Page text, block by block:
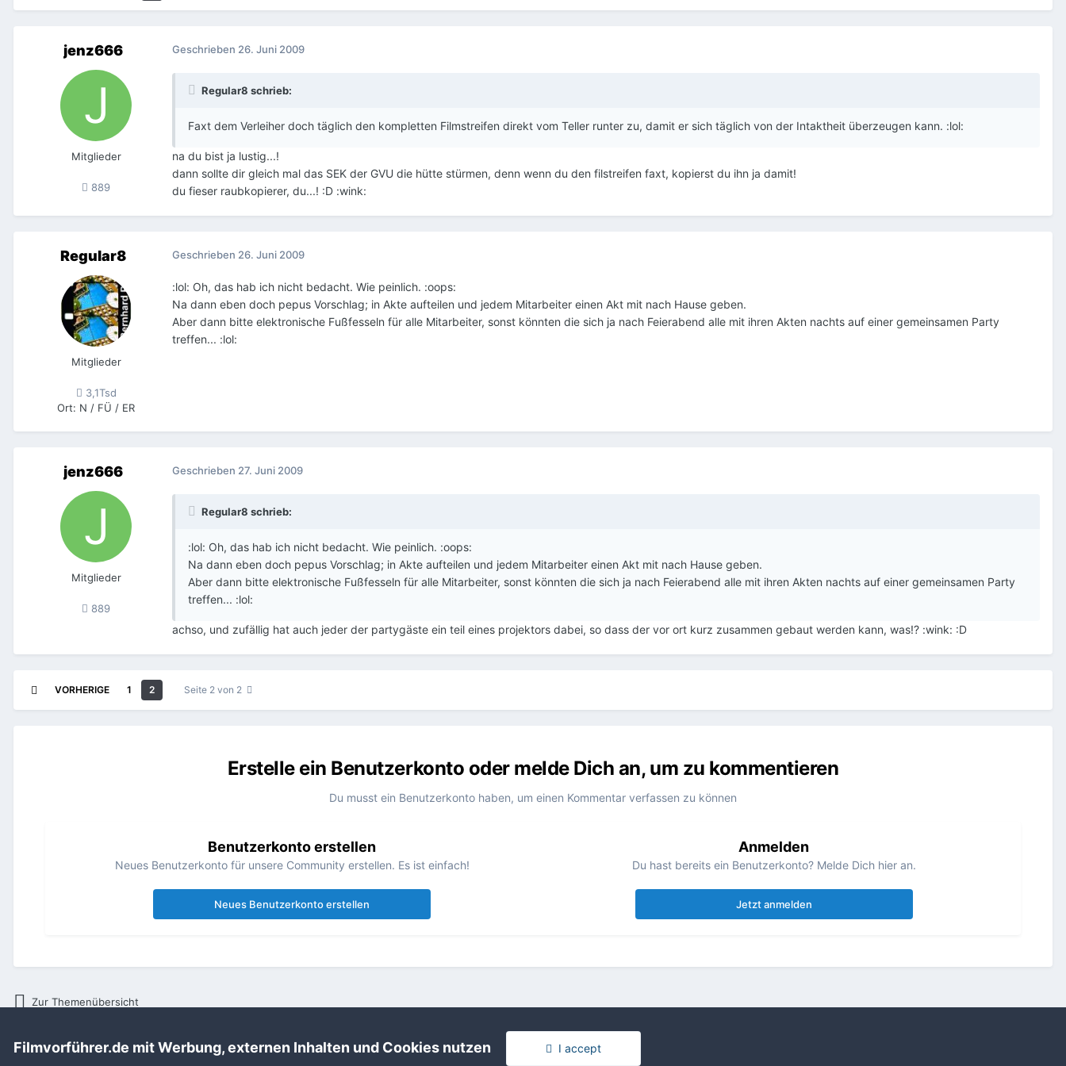
jenz666
Mitglieder
889
Geschrieben 26. Juni 2009
Regular8 schrieb:
Faxt dem Verleiher doch täglich den kompletten Filmstreifen direkt vom Teller runter zu, damit er sich täglich von der Intaktheit überzeugen kann. :lol:
na du bist ja lustig...!
dann sollte dir gleich mal das SEK der GVU die hütte stürmen, denn wenn du den filstreifen faxt, kopierst du ihn ja damit!
du fieser raubkopierer, du...! :D :wink:
Regular8
Mitglieder
3,1Tsd
Ort: N / FÜ / ER
Geschrieben 26. Juni 2009
:lol: Oh, das hab ich nicht bedacht. Wie peinlich. :oops:
Na dann eben doch pepus Vorschlag; in Akte aufteilen und jedem Mitarbeiter einen Akt mit nach Hause geben.
Aber dann bitte elektronische Fußfesseln für alle Mitarbeiter, sonst könnten die sich ja nach Feierabend alle mit ihren Akten nachts auf einer gemeinsamen Party
treffen... :lol:
jenz666
Mitglieder
889
Geschrieben 27. Juni 2009
Regular8 schrieb:
:lol: Oh, das hab ich nicht bedacht. Wie peinlich. :oops:
Na dann eben doch pepus Vorschlag; in Akte aufteilen und jedem Mitarbeiter einen Akt mit nach Hause geben.
Aber dann bitte elektronische Fußfesseln für alle Mitarbeiter, sonst könnten die sich ja nach Feierabend alle mit ihren Akten nachts auf einer gemeinsamen Party
treffen... :lol:
achso, und zufällig hat auch jeder der partygäste ein teil eines projektors dabei, so dass der vor ort kurz zusammen gebaut werden kann, was!? :wink: :D
VORHERIGE 1 2 Seite 2 von 2
Erstelle ein Benutzerkonto oder melde Dich an, um zu kommentieren
Du musst ein Benutzerkonto haben, um einen Kommentar verfassen zu können
Benutzerkonto erstellen
Neues Benutzerkonto für unsere Community erstellen. Es ist einfach!
Neues Benutzerkonto erstellen
Anmelden
Du hast bereits ein Benutzerkonto? Melde Dich hier an.
Jetzt anmelden
Zur Themenübersicht
Startseite Allgemeines Allgemeines Board Kopienlaufkarte
Filmvorführer.de mit Werbung, externen Inhalten und Cookies nutzen I accept